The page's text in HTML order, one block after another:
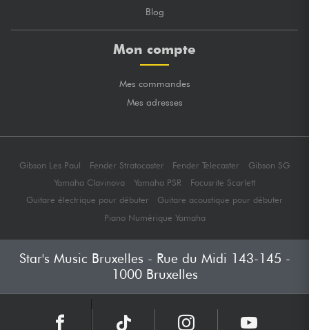
Blog
Mon compte
Mes commandes
Mes adresses
Gibson Les Paul Fender Stratocaster Fender Telecaster
Gibson SG
Yamaha Clavinova
Yamaha PSR
Focusrite Scarlett
Guitare électrique pour débuter
Guitare acoustique pour débuter
Piano Numérique Yamaha
Star's Music Bruxelles - Rue du Midi 143-145 -
1000 Bruxelles